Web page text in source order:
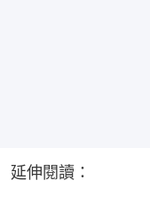
延伸閱讀：